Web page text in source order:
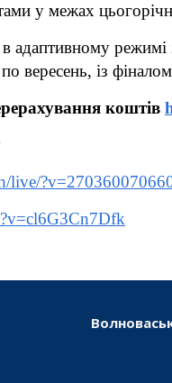
у межах
адаптивному
вересень, із
коштів
live/